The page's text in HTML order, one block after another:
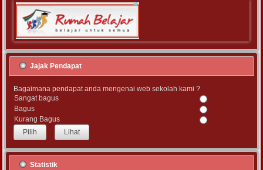
Jajak Pendapat
Bagaimana pendapat anda mengenai web sekolah kami ?
Sangat bagus
Bagus
Kurang Bagus
Lihat
Statistik